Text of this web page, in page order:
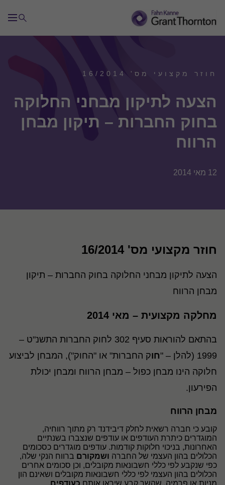
חוזר מקצועי מס' 16/2014
הצעה לתיקון מבחני החלוקה
בחוק החברות – תיקון מבחן
הרווח
12 מאי 2014
חוזר מקצועי מס' 16/2014
הצעה לתיקון מבחני החלוקה בחוק החברות – תיקון
מבחן הרווח
מחלקה מקצועית – מאי 2014
בהתאם להוראות סעיף 302 לחוק החברות התשנ"ט –
1999 (להלן – "
חוק החברות" או "החוק"), המבחן לביצוע
חלוקה הינו מבחן כפול – מבחן הרווח ומבחן יכולת
הפירעון.
מבחן הרווח
קובע כי חברה רשאית לחלק דיבידנד רק מתוך רווחיה,
המוגדרים כיתרת העודפים או עודפים שנצברו בשנתיים
האחרונות, בניכוי חלוקות קודמות. עודפים מוגדרים כסכומים
הכלולים בהון העצמי של החברה ושמקורם ברווח הנקי שלה,
כפי שנקבע לפי כללי חשבונאות מקובלים, וכן סכומים אחרים
הכלולים בהון העצמי לפי כללי חשבונאות מקובלים ושאינם הון
מניות או פרמיה, שהשר קבע שיראו אותם כעודפים.